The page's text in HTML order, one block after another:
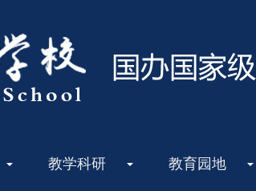
教学科研 教育园地